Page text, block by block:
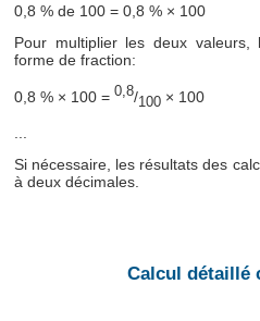
0,8 % de 100 = 0,8 % × 100
Pour multiplier les deux
forme de fraction:
0,8 % × 100 =0,8/100 × 100
Si nécessaire, les résultats des
à deux décimales.
Calcul détaillé